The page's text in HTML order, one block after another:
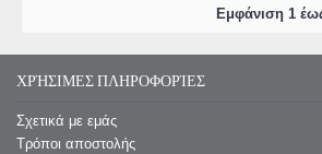
Εμφάνιση 1
ΧΡΉΣΙΜΕΣ ΠΛΗΡΟΦΟΡΊΕΣ
Σχετικά με εμάς
Τρόποι αποστολής